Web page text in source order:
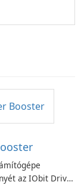
az IObit Driver